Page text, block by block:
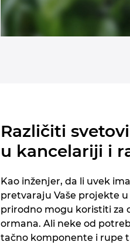
Različiti
u kancelariji i
Kao inženjer, da li uvek
pretvaraju Vaše projekte
prirodno mogu koristiti za
ormana. Ali neke od
tačno komponente i rupe